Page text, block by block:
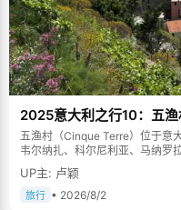
2025意大利之行10：五渔
五渔村（Cinque Terre）位于意
韦尔纳扎、科尔尼利亚、马纳罗
山傍海，房屋色彩斑斓，1997年
UP主: 卢颖
旅行 • 2026/8/2